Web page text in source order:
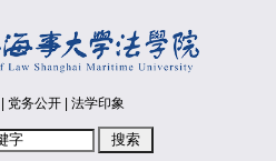
党务公开 法学印象